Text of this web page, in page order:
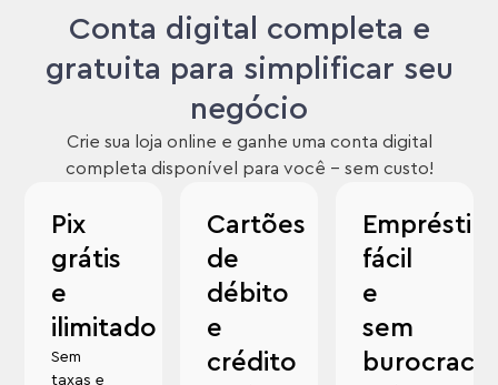
Conta digital completa e
gratuita para simplificar seu
negócio
Crie sua loja online e ganhe uma conta digital
completa disponível para você – sem custo!
Pix
grátis
e
ilimitado
Sem
taxas e
Cartões
de
débito
e
crédito
fácil
e
sem
burocracia